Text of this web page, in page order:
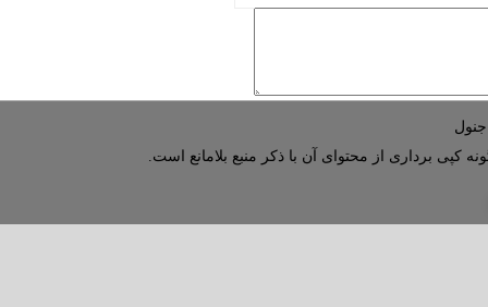
کپی برداری از محتوای آن با ذکر منبع بلامانع است.